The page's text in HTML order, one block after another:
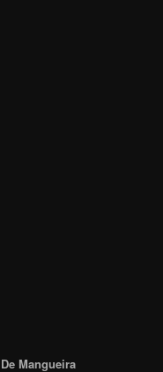
Mangueira